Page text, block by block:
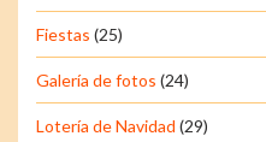
Fiestas (25)
Galería de fotos (24)
Lotería de Navidad (29)